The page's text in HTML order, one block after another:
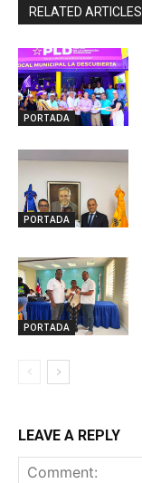
RELATED ARTICLES
PORTADA
PORTADA
PORTADA
LEAVE A REPLY